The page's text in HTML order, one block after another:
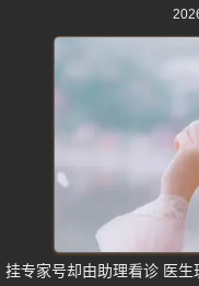
挂专家号却由助理看诊 医